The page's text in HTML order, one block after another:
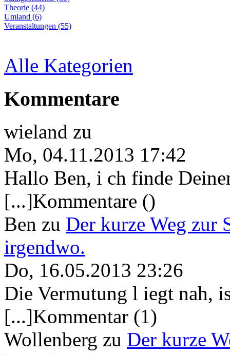
Theorie (44)
Umland (6)
Veranstaltungen (55)
Alle Kategorien
Kommentare
wieland zu
Mo, 04.11.2013 17:42
Hallo Ben, i ch finde
[...]Kommentare ()
Ben zu Der kurze Weg zur
irgendwo.
Do, 16.05.2013 23:26
Die Vermutung l iegt nah,
[...]Kommentar (1)
Wollenberg zu Der kurze